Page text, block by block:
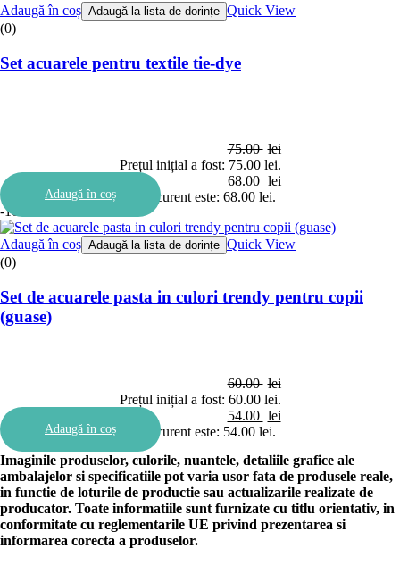
Adaugă în coș Adaugă la lista de dorințe Quick View
(0)
Set acuarele pentru textile tie-dye
75.00 lei
Prețul inițial a fost: 75.00 lei.
68.00 lei
Prețul curent este: 68.00 lei.
Adaugă în coș
-10%
Adaugă în coș Adaugă la lista de dorințe Quick View
(0)
Set de acuarele pasta in culori trendy pentru copii
(guase)
60.00 lei
Prețul inițial a fost: 60.00 lei.
54.00 lei
Prețul curent este: 54.00 lei.
Adaugă în coș
Imaginile produselor, culorile, nuantele, detaliile grafice ale
ambalajelor si specificatiile pot varia usor fata de produsele reale,
in functie de loturile de productie sau actualizarile realizate de
producator. Toate informatiile sunt furnizate cu titlu orientativ, in
conformitate cu reglementarile UE privind prezentarea si
informarea corecta a produselor.